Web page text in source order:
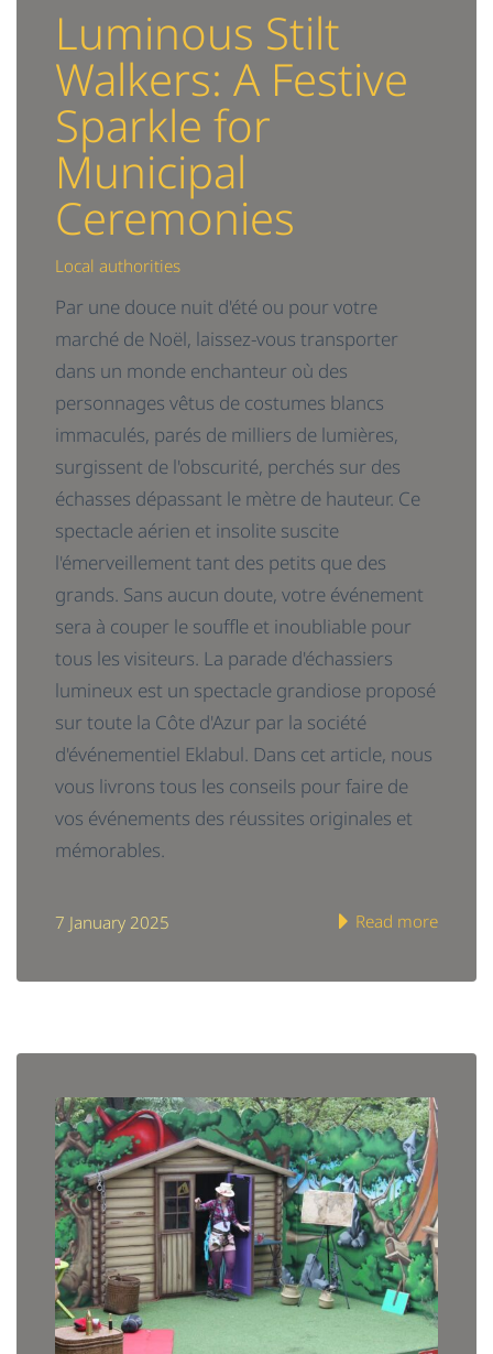
Luminous Stilt
Walkers: A Festive
Sparkle for
Municipal
Ceremonies
Local authorities
Par une douce nuit d'été ou pour votre
marché de Noël, laissez-vous transporter
dans un monde enchanteur où des
personnages vêtus de costumes blancs
immaculés, parés de milliers de lumières,
surgissent de l'obscurité, perchés sur des
échasses dépassant le mètre de hauteur. Ce
spectacle aérien et insolite suscite
l'émerveillement tant des petits que des
grands. Sans aucun doute, votre événement
sera à couper le souffle et inoubliable pour
tous les visiteurs. La parade d'échassiers
lumineux est un spectacle grandiose proposé
sur toute la Côte d'Azur par la société
d'événementiel Eklabul. Dans cet article, nous
vous livrons tous les conseils pour faire de
vos événements des réussites originales et
mémorables.
7 January 2025 Read more